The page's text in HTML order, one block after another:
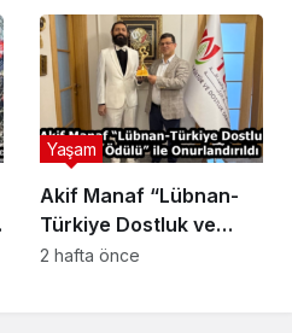
ÖRNEK DAVRANIŞ
KUR’AN KURSU
ÖĞRENCİLERİ MINTIKA
TEMİZLİĞİNDE
Akif Manaf “Lübnan-
Türkiye Dostluk ve
Barış Ödülü” ile
Yaşam
2 hafta önce